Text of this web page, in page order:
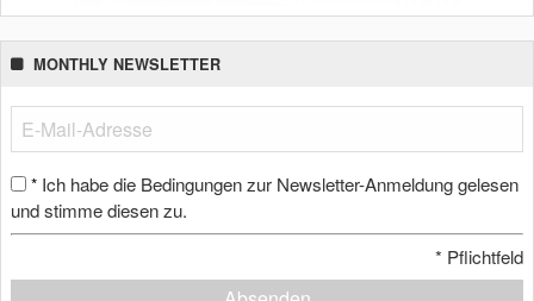
MONTHLY NEWSLETTER
* Ich habe die Bedingungen zur Newsletter-Anmeldung gelesen
und stimme diesen zu.
* Pflichtfeld